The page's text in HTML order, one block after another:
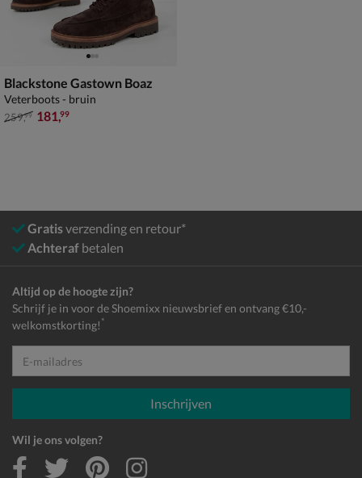
Blackstone Gastown Boaz
Veterboots - bruin
van € 259,99 voor € 181,99
259,99 181,99
Gratisverzending en retour*
Achteraf betalen
Altijd op de hoogte zijn?
Schrijf je in voor de Shoemixx nieuwsbrief en ontvang €10,-
welkomstkorting! *
E-mailadres
Inschrijven
Wil je ons volgen?